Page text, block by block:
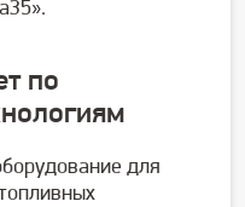
по
для